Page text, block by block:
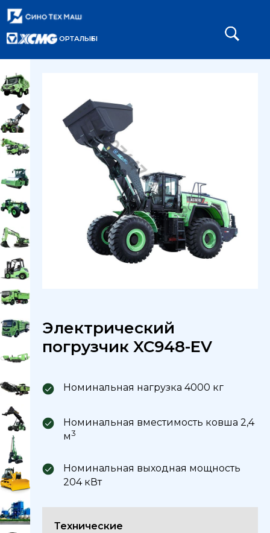
Главная
Электрический погрузчик XC948-EV
Электрический
погрузчик XC948-EV
Номинальная нагрузка 4000 кг
Номинальная вместимость ковша 2,4
м3
Номинальная выходная мощность
204 кВт
Технические